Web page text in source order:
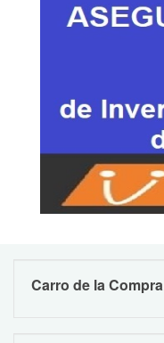
Carro de la Compra